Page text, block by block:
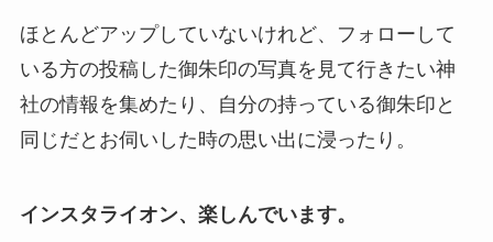
ほとんどアップしていないけれど、フォローして
いる方の投稿した御朱印の写真を見て行きたい神
社の情報を集めたり、自分の持っている御朱印と
同じだとお伺いした時の思い出に浸ったり。
インスタライオン、楽しんでいます。